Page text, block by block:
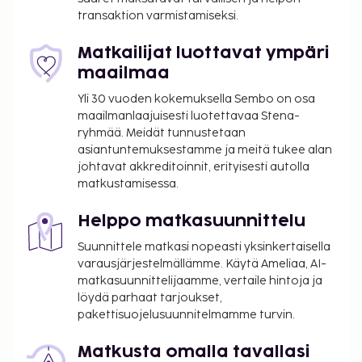
rentoutua kylpylässä, jonka palveluihin sisältyvät
kasvohoidot. Paikan päällä on lisäksi poreallas,
höyrysauna sekä kuntosali. Tämän hotellin
internetyhteys, concierge-palvelut ja lastenvahti
(lisämaksusta). Majoituspaikan ravintola, Chiquette
Restaurant, on hyvä paikka lounaan, illallisen tai
brunssin nauttimiseen; ravintolan erikoisuuksiin
kuuluu ranskalainen keittiö. Palveluihin kuuluu myös
nauttimalla muutama drinkki baarissa. Maksullinen
buffetaamiainen tarjotaan päivittäin klo 7.00–10.30.
LOCALIZE Tämän majoituspaikan virallisen
tähtiluokituksen on myöntänyt Ranskan turismin
kehitysjärjestö ATOUT.
suoritettavat maksut. Maksuihin saattaa sisältyä
transaktion varmistamiseksi.
Matkailijat luottavat ympäri
maailmaa
Yli 30 vuoden kokemuksella Sembo on osa
maailmanlaajuisesti luotettavaa Stena-
ryhmää. Meidät tunnustetaan
asiantuntemuksestamme ja meitä tukee alan
johtavat akkreditoinnit, erityisesti autolla
matkustamisessa.
Helppo matkasuunnittelu
Suunnittele matkasi nopeasti yksinkertaisella
varausjärjestelmällämme. Käytä Ameliaa, AI-
matkasuunnittelijaamme, vertaile hintoja ja
löydä parhaat tarjoukset,
pakettisuojelusuunnitelmamme turvin.
Matkusta omalla tavallasi